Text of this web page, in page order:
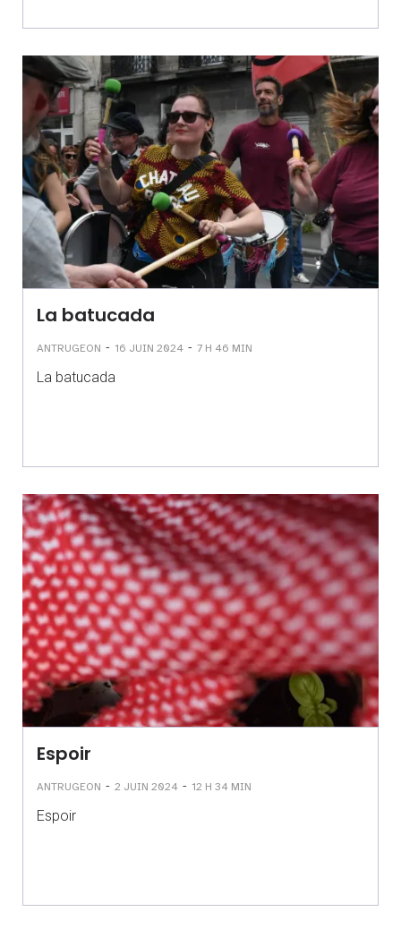
La batucada
ANTRUGEON - 16 JUIN 2024 - 7 H 46 MIN
La batucada
Espoir
ANTRUGEON - 2 JUIN 2024 - 12 H 34 MIN
Espoir